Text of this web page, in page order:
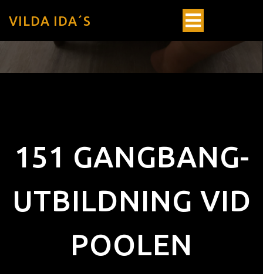
VILDA IDA´S
151 GANGBANG-
UTBILDNING VID
POOLEN